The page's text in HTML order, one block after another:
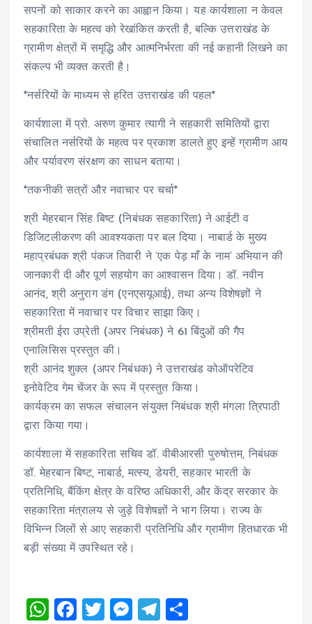
सपनों को साकार करने का आह्वान किया। यह कार्यशाला न केवल
सहकारिता के महत्व को रेखांकित करती है, बल्कि उत्तराखंड के
ग्रामीण क्षेत्रों में समृद्धि और आत्मनिर्भरता की नई कहानी लिखने का
संकल्प भी व्यक्त करती है।
*नर्सरियों के माध्यम से हरित उत्तराखंड की पहल*
कार्यशाला में प्रो. अरुण कुमार त्यागी ने सहकारी समितियों द्वारा
संचालित नर्सरियों के महत्व पर प्रकाश डालते हुए इन्हें ग्रामीण आय
और पर्यावरण संरक्षण का साधन बताया।
*तकनीकी सत्रों और नवाचार पर चर्चा*
श्री मेहरबान सिंह बिष्ट (निबंधक सहकारिता) ने आईटी व
डिजिटलीकरण की आवश्यकता पर बल दिया। नाबार्ड के मुख्य
महाप्रबंधक श्री पंकज तिवारी ने ‘एक पेड़ माँ के नाम’ अभियान की
जानकारी दी और पूर्ण सहयोग का आश्वासन दिया। डॉ. नवीन
आनंद, श्री अनुराग डंग (एनएसयूआई), तथा अन्य विशेषज्ञों ने
सहकारिता में नवाचार पर विचार साझा किए।
श्रीमती ईरा उप्रेती (अपर निबंधक) ने 61 बिंदुओं की गैप
एनालिसिस प्रस्तुत की।
श्री आनंद शुक्ल (अपर निबंधक) ने उत्तराखंड कोऑपरेटिव
इनोवेटिव गेम चेंजर के रूप में प्रस्तुत किया।
कार्यक्रम का सफल संचालन संयुक्त निबंधक श्री मंगला त्रिपाठी
द्वारा किया गया।
कार्यशाला में सहकारिता सचिव डॉ. वीबीआरसी पुरुषोत्तम, निबंधक
डॉ. मेहरबान बिष्ट, नाबार्ड, मत्स्य, डेयरी, सहकार भारती के
प्रतिनिधि, बैंकिंग क्षेत्र के वरिष्ठ अधिकारी, और केंद्र सरकार के
सहकारिता मंत्रालय से जुड़े विशेषज्ञों ने भाग लिया। राज्य के
विभिन्न जिलों से आए सहकारी प्रतिनिधि और ग्रामीण हितधारक भी
बड़ी संख्या में उपस्थित रहे।
W
F
T
M
T